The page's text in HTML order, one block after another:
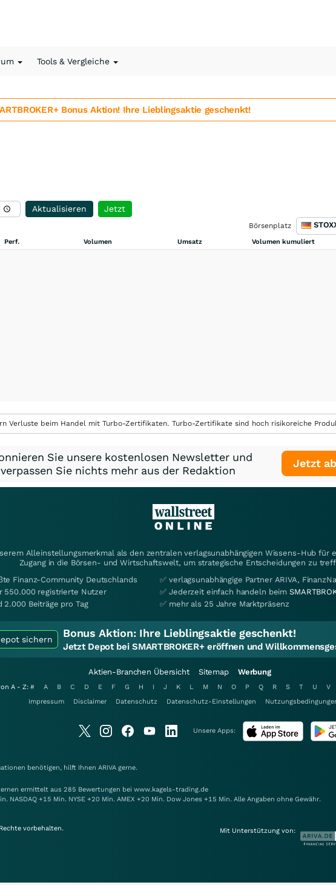
Tools & Vergleiche
Bonus Aktion! Ihre Lieblingsaktie geschenkt!
Aktualisieren Jetzt
Börsenplatz
Perf. Volumen Umsatz Volumen kumuliert
Verluste beim Handel mit Turbo-Zertifikaten. Turbo-Zertifikate sind hoch risikoreiche
Sie unsere kostenlosen Newsletter und
verpassen Sie nichts mehr aus der Redaktion
Jetzt
Alleinstellungsmerkmal als den zentralen verlagsunabhängigen Wissens-Hub für
Zugang in die Börsen- und Wirtschaftswelt, um strategische Entscheidungen zu
Finanz-Community Deutschlands
550.000 registrierte Nutzer
2.000 Beiträge pro Tag
✅ verlagsunabhängige Partner ARIVA,
✅ Jederzeit einfach handeln beim
✅ mehr als 25 Jahre Marktpräsenz
sichern Bonus Aktion: Ihre Lieblingsaktie geschenkt!
Jetzt Depot bei SMARTBROKER+ eröffnen und
Aktien-Branchen Übersicht Sitemap Werbung
A - Z: # A B C D E F G H I J K L M N O P Q R S T U V
Impressum
Disclaimer Datenschutz Datenschutz-Einstellungen
Unsere Apps:
benötigen, hilft Ihnen ARIVA gerne.
ermittelt aus 285 Bewertungen bei www.kagels-trading.de
NASDAQ +15 Min. NYSE +20 Min. AMEX +20 Min. Dow Jones +15 Min. Alle Angaben ohne Gewähr.
vorbehalten. Mit Unterstützung von: